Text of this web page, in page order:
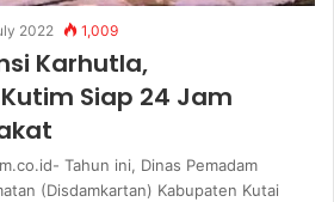
2022 1,009
Karhutla,
Siap 24 Jam
Tahun ini, Dinas Pemadam
(Disdamkartan) Kabupaten Kutai